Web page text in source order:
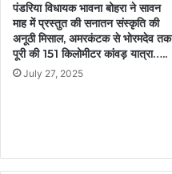
पंडरिया विधायक भावना बोहरा ने सावन
माह में प्रस्तुत की सनातन संस्कृति की
अनूठी मिसाल, अमरकंटक से भोरमदेव तक
पूरी की 151 किलोमीटर कांवड़ यात्रा…..
July 27, 2025